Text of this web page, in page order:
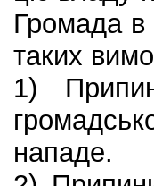
Громада в
таких
1)
нападе.